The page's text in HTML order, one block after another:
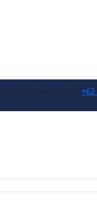
Hubungi Kami 24/7 di